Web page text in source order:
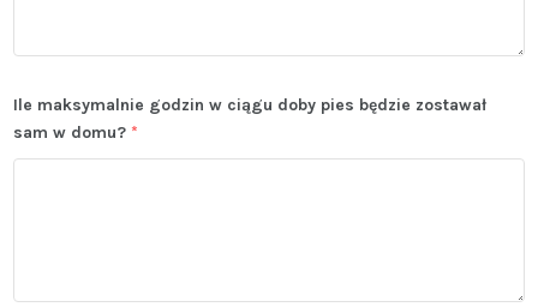
Ile maksymalnie godzin w ciągu doby pies będzie zostawał
sam w domu? *